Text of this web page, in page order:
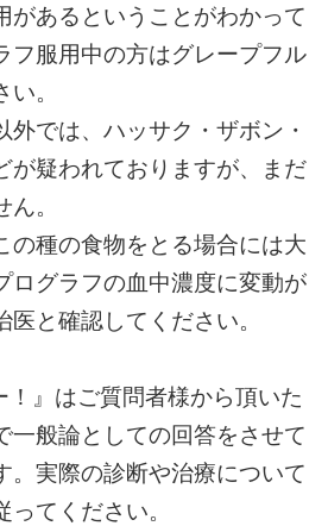
があるということがわかって
フ服用中の方はグレープフル
。
外では、ハッサク・ザボン・
が疑われておりますが、まだ
。
の種の食物をとる場合には大
ログラフの血中濃度に変動が
と確認してください。
』はご質問者様から頂いた
一般論としての回答をさせて
。実際の診断や治療について
てください。